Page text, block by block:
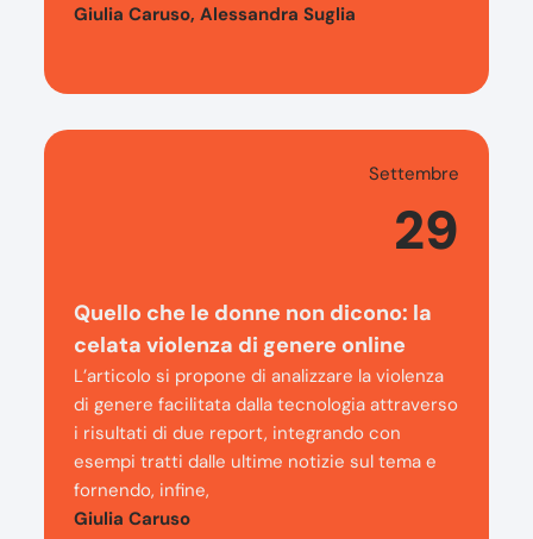
Giulia Caruso, Alessandra Suglia
Settembre
29
Quello che le donne non dicono: la
celata violenza di genere online
L’articolo si propone di analizzare la violenza
di genere facilitata dalla tecnologia attraverso
i risultati di due report, integrando con
esempi tratti dalle ultime notizie sul tema e
fornendo, infine,
Giulia Caruso